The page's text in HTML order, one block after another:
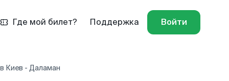
Где мой билет? Поддержка Войти
Киев - Даламан